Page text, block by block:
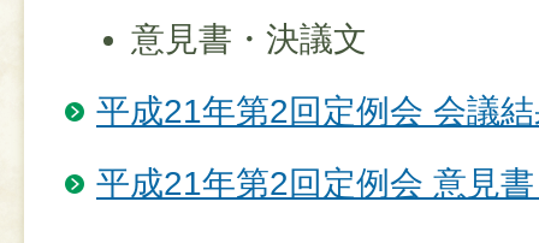
意見書・決議文
平成21年第2回定例会 会議
平成21年第2回定例会 意見